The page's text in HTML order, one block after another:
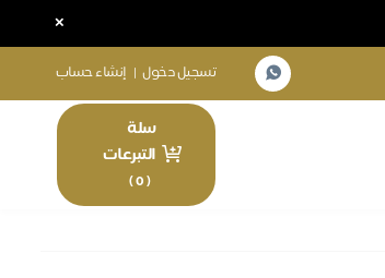
×
تسجيل دخول | إنشاء حساب
سلة
التبرعات
(
0
)